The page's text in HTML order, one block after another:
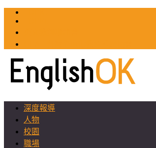
深度報導
人物
校園
職場